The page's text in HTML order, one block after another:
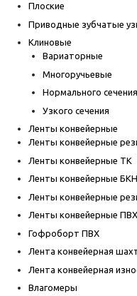
Плоские
Приводные зубчатые
Клиновые
Вариаторные
Многоручьевые
Нормального сечения
Узкого сечения
Ленты конвейерные
Ленты конвейерные
Ленты конвейерные ТК
Ленты конвейерные
Ленты конвейерные
Ленты конвейерные ПВХ
Гофроборт ПВХ
Лента конвейерная
Лента конвейерная
Влагомеры